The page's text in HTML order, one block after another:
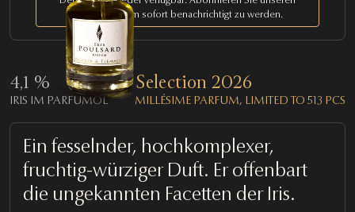
Newsletter, um sofort benachrichtigt zu werden.
4,1 %
IRIS IM PARFUMÖL
Selection 2026
MILLÉSIME PARFUM, LIMITED TO 513 PCS
Ein fesselnder, hochkomplexer,
fruchtig-würziger Duft. Er offenbart
die ungekannten Facetten der Iris.